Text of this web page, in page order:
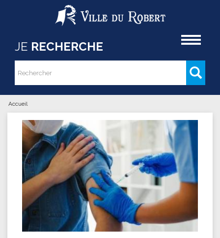
Aller au contenu principal
JE RECHERCHE
Formulaire de recherche
Rechercher
Vous êtes ici
Accueil